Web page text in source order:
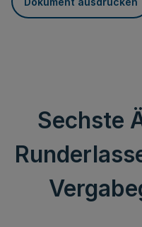
Sechste